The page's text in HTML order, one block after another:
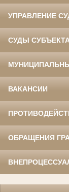
УПРАВЛЕНИЕ
СУДЫ
ВАКАНСИИ
ОБРАЩЕНИЯ